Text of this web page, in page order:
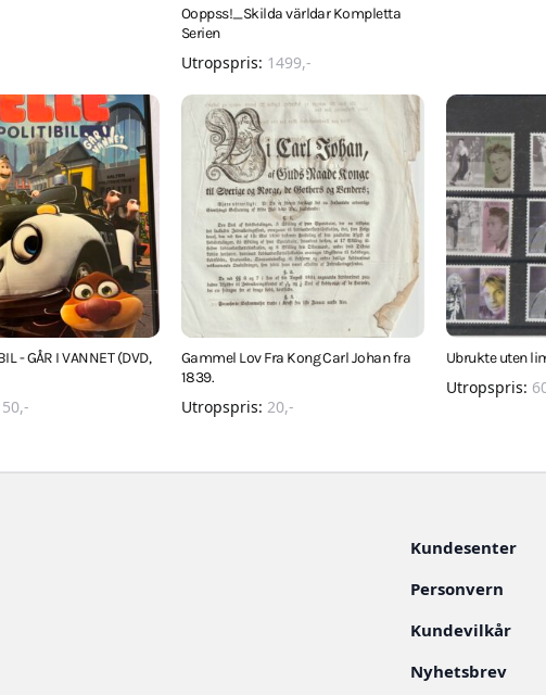
Ooppss!_Skilda världar Kompletta
Serien
Utropspris: 1499,-
- GÅR I VANNET (DVD,
50,-
Gammel Lov Fra Kong Carl Johan fra
1839.
Utropspris: 20,-
Ubrukte uten
Utropspris:
Kundesenter
Personvern
Kundevilkår
Nyhetsbrev